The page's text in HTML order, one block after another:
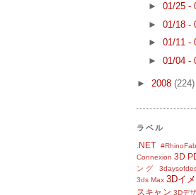
► 01/25 -
► 01/18 -
► 01/11 -
► 01/04 -
► 2008 (224)
ラベル
.NET
Connexion 3D
ング
3ds Max 3Dイ
スキャン 3Dデ